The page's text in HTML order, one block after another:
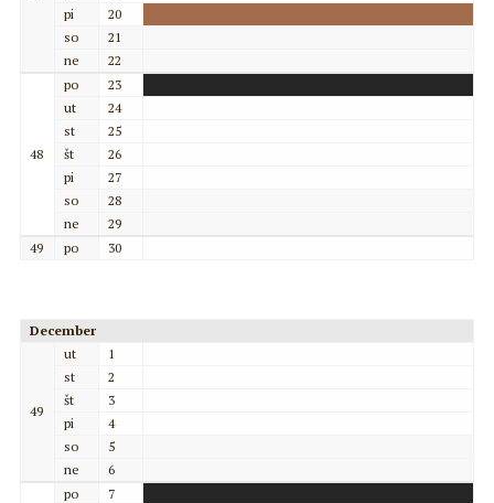
pi
20
so
21
ne
22
48
po
23
ut
24
st
25
št
26
pi
27
so
28
ne
29
49
po 30
December
49
ut
1
st
2
št
3
pi
4
so
5
ne
6
po
7